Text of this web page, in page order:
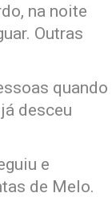
na noite
Outras
quando
desceu
e
de Melo.